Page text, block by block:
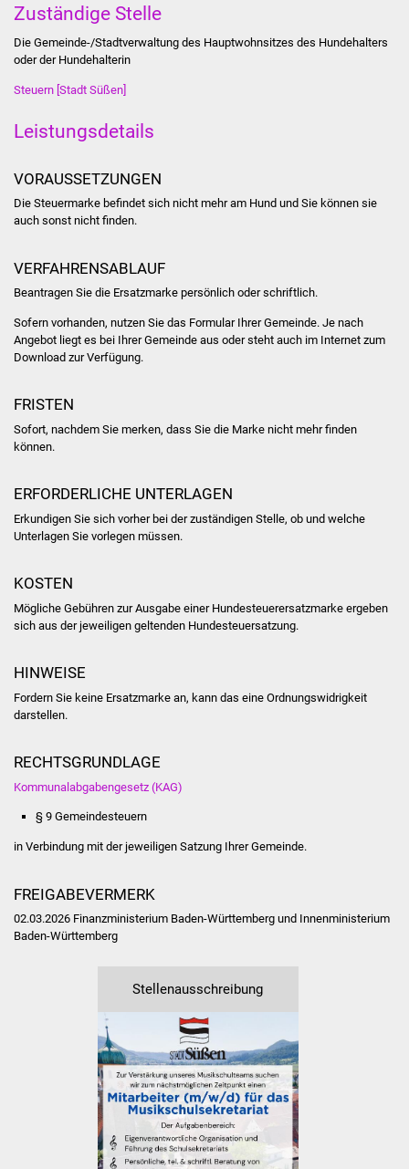
Partnerstädte
Sanierung Hallenbad
Bürger & Service
Lebenslagen
Volkshochschule
Lokale Agenda
Jugendhaus
Fachteam Jugend
Zuständige Stelle
Die Gemeinde-/Stadtverwaltung des Hauptwohnsitzes des Hundehalters
oder der Hundehalterin
Steuern [Stadt Süßen]
Leistungsdetails
VORAUSSETZUNGEN
Die Steuermarke befindet sich nicht mehr am Hund und Sie können sie
auch sonst nicht finden.
VERFAHRENSABLAUF
Beantragen Sie die Ersatzmarke persönlich oder schriftlich.
Sofern vorhanden, nutzen Sie das Formular Ihrer Gemeinde. Je nach
Angebot liegt es bei Ihrer Gemeinde aus oder steht auch im Internet zum
Download zur Verfügung.
FRISTEN
Sofort, nachdem Sie merken, dass Sie die Marke nicht mehr finden
können.
ERFORDERLICHE UNTERLAGEN
Erkundigen Sie sich vorher bei der zuständigen Stelle, ob und welche
Unterlagen Sie vorlegen müssen.
KOSTEN
Mögliche Gebühren zur Ausgabe einer Hundesteuerersatzmarke ergeben
sich aus der jeweiligen geltenden Hundesteuersatzung.
HINWEISE
Fordern Sie keine Ersatzmarke an, kann das eine Ordnungswidrigkeit
darstellen.
RECHTSGRUNDLAGE
Kommunalabgabengesetz (KAG)
§ 9 Gemeindesteuern
in Verbindung mit der jeweiligen Satzung Ihrer Gemeinde.
FREIGABEVERMERK
02.03.2026 Finanzministerium Baden-Württemberg und Innenministerium
Baden-Württemberg
Stellenausschreibung